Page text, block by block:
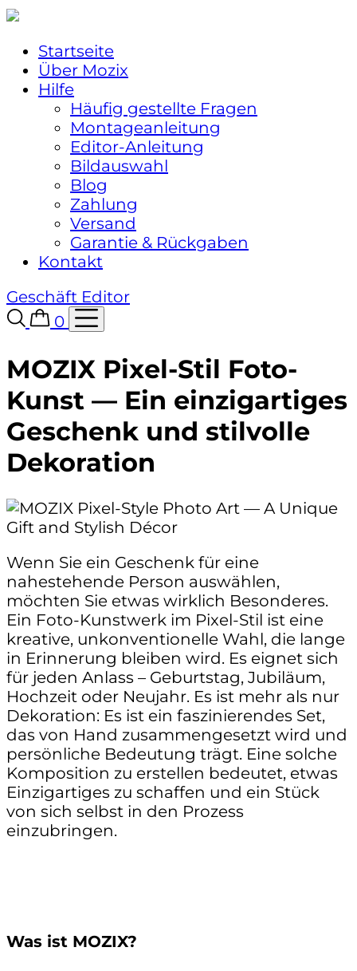
Startseite
Über Mozix
Hilfe
Häufig gestellte Fragen
Montageanleitung
Editor-Anleitung
Bildauswahl
Blog
Zahlung
Versand
Garantie & Rückgaben
Kontakt
Geschäft Editor
0
MOZIX Pixel-Stil Foto-
Kunst — Ein einzigartiges
Geschenk und stilvolle
Dekoration
Wenn Sie ein Geschenk für eine
nahestehende Person auswählen,
möchten Sie etwas wirklich Besonderes.
Ein Foto-Kunstwerk im Pixel-Stil ist eine
kreative, unkonventionelle Wahl, die lange
in Erinnerung bleiben wird. Es eignet sich
für jeden Anlass – Geburtstag, Jubiläum,
Hochzeit oder Neujahr. Es ist mehr als nur
Dekoration: Es ist ein faszinierendes Set,
das von Hand zusammengesetzt wird und
persönliche Bedeutung trägt. Eine solche
Komposition zu erstellen bedeutet, etwas
Einzigartiges zu schaffen und ein Stück
von sich selbst in den Prozess
einzubringen.
Was ist MOZIX?